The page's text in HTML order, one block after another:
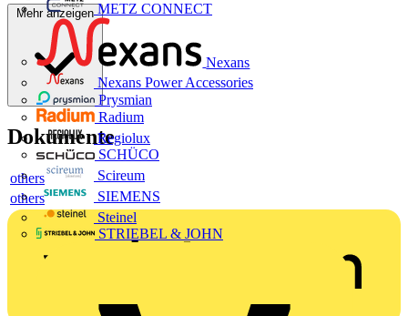
METZ CONNECT
Nexans
Nexans Power Accessories
Prysmian
Radium
Regiolux
SCHÜCO
Scireum
SIEMENS
Steinel
STRIEBEL & JOHN
Mehr anzeigen
Dokumente
others
others